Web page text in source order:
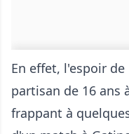
En effet, l'espoir
partisan de 16 ans
frappant à